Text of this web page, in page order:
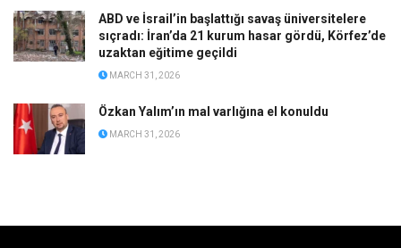
ABD ve İsrail’in başlattığı savaş üniversitelere
sıçradı: İran’da 21 kurum hasar gördü, Körfez’de
uzaktan eğitime geçildi
MARCH 31, 2026
Özkan Yalım’ın mal varlığına el konuldu
MARCH 31, 2026